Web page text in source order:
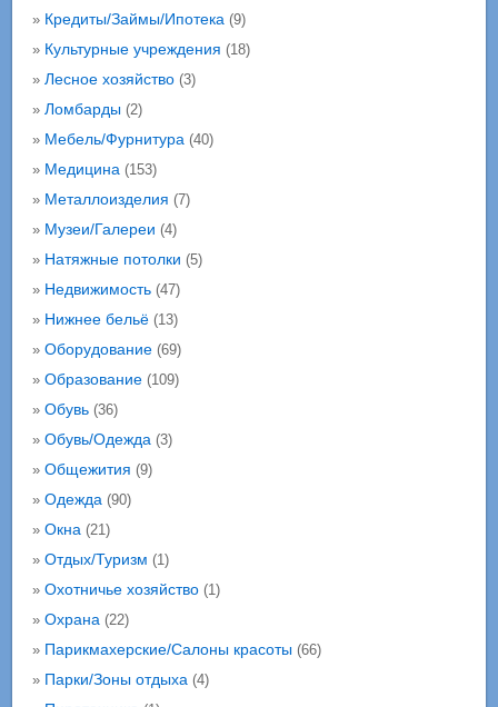
» Кредиты/Займы/Ипотека(9)
» Культурные учреждения (18)
» Лесное хозяйство(3)
» Ломбарды(2)
» Мебель/Фурнитура(40)
» Медицина(153)
» Металлоизделия (7)
» Музеи/Галереи (4)
» Натяжные потолки (5)
» Недвижимость(47)
» Нижнее бельё(13)
» Оборудование(69)
» Образование(109)
» Обувь(36)
» Обувь/Одежда(3)
» Общежития (9)
» Одежда(90)
» Окна(21)
» Отдых/Туризм (1)
» Охотничье хозяйство(1)
» Охрана(22)
» Парикмахерские/Салоны красоты(66)
» Парки/Зоны отдыха(4)